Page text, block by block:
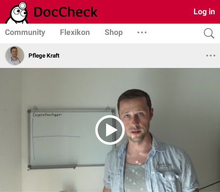
Log in
Community Flexikon Shop
Pflege Kraft